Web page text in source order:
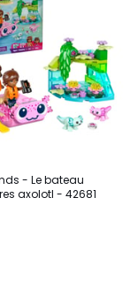
- Le bateau
axolotl - 42681